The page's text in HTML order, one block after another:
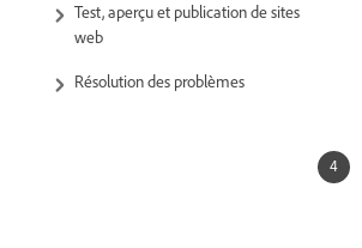
Test, aperçu et publication de sites
web
Résolution des problèmes